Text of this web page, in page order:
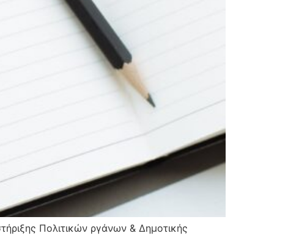
Πολιτικών ργάνων & Δημοτικής